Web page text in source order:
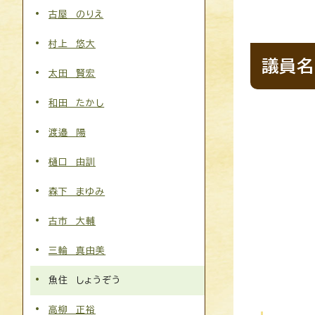
議員
古屋 のりえ
村上 悠大
太田 賢宏
和田 たかし
渡邉 陽
樋󠄀口 由訓
森下 まゆみ
古市 大輔
三輪 真由美
魚住 しょうぞう
高柳 正裕